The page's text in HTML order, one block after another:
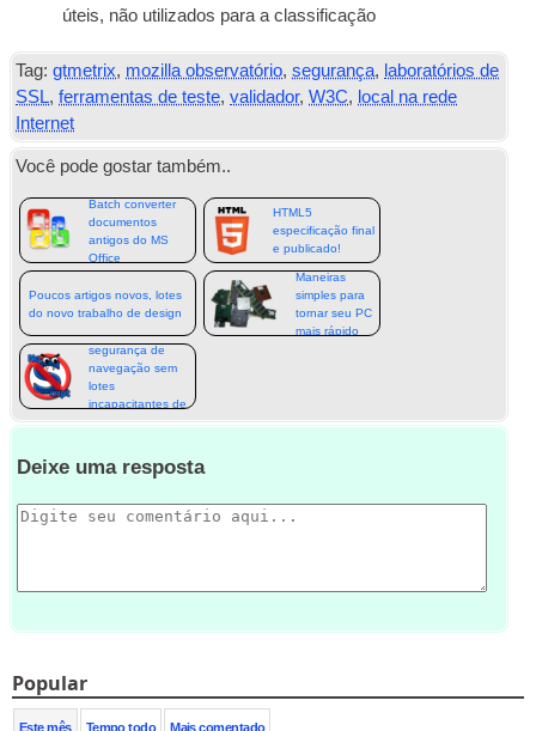
úteis, não utilizados para a classificação
Tag: gtmetrix, mozilla observatório,segurança, laboratórios de
SSL,ferramentas de teste,validador,W3C, local na rede
Internet
Você pode gostar também..
Batch converter
documentos
antigos do MS
Office
HTML5
especificação final
e publicado!
Poucos artigos novos, lotes
do novo trabalho de design
Maneiras
simples para
tornar seu PC
mais rápido
segurança de
navegação sem
lotes
incapacitantes de
Deixe uma resposta
Popular
Este mês Tempo todo Mais comentado